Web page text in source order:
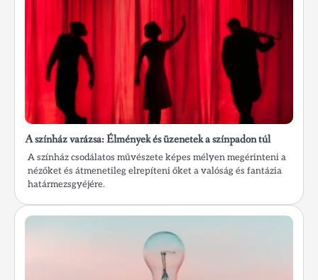
A színház varázsa: Élmények és üzenetek a színpadon túl
A színház csodálatos művészete képes mélyen megérinteni a
nézőket és átmenetileg elrepíteni őket a valóság és fantázia
határmezsgyéjére.